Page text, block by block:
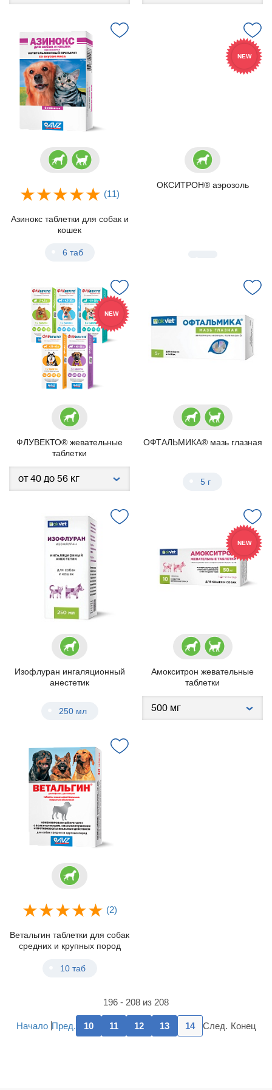
(11)
Азинокс таблетки для собак и
кошек
6 таб
NEW
ОКСИТРОН® аэрозоль
NEW
ФЛУВЕКТО® жевательные
таблетки
ОФТАЛЬМИКА® мазь глазная
5 г
Изофлуран ингаляционный
анестетик
250 мл
NEW
Амокситрон жевательные
таблетки
(2)
Ветальгин таблетки для собак
средних и крупных пород
10 таб
196 - 208 из 208
Начало Пред. 10 11 12 13 14 След. Конец